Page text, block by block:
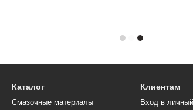
Каталог
Смазочные материалы
Клиентам
Вход в